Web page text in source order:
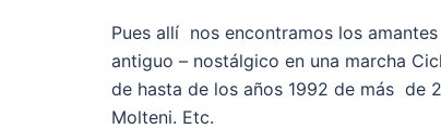
Pues allí nos encontramos los
antiguo – nostálgico en una marcha
de hasta de los años 1992 de más de
Molteni. Etc.